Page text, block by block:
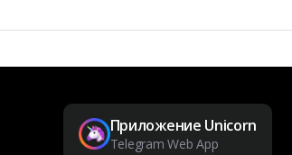
Приложение Unicorn
Telegram Web App